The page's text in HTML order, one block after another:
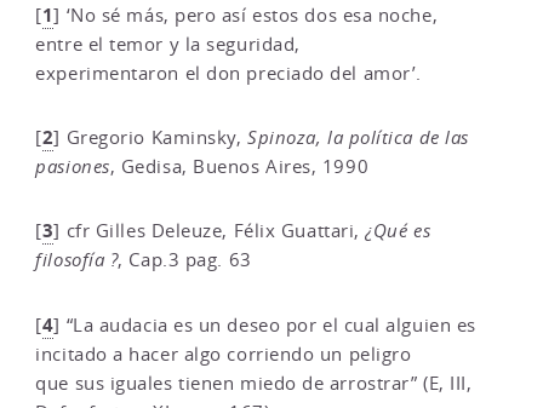
[1] ‘No sé más, pero así estos dos esa noche,
entre el temor y la seguridad,
experimentaron el don preciado del amor’.
[2] Gregorio Kaminsky,Spinoza, la política de las
pasiones, Gedisa, Buenos Aires, 1990
[3] cfr Gilles Deleuze, Félix Guattari,¿Qué es
filosofía ?, Cap.3 pag. 63
[4] “La audacia es un deseo por el cual alguien es
incitado a hacer algo corriendo un peligro
que sus iguales tienen miedo de arrostrar” (E, III,